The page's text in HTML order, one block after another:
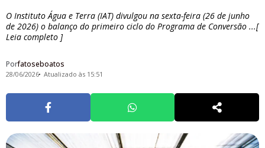
O Instituto Água e Terra (IAT) divulgou na sexta-feira (26 de junho
de 2026) o balanço do primeiro ciclo do Programa de Conversão ...[
Leia completo ]
Porfatoseboatos
28/06/2026 Atualizado às 15:51